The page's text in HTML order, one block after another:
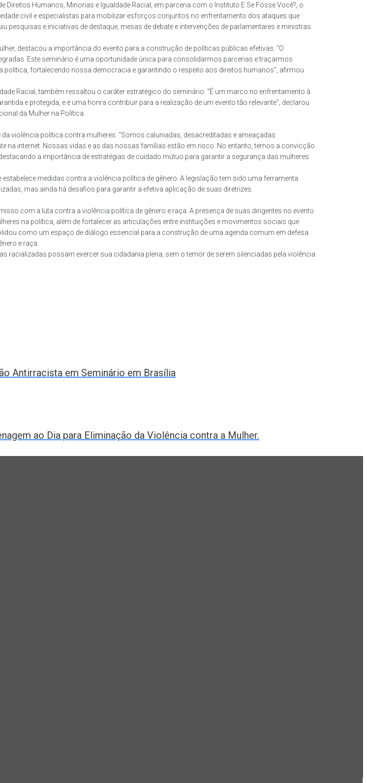
Humanos, Minorias e Igualdade Racial, em parceria com o Instituto E Se Fosse Você?, o
civil e especialistas para mobilizar esforços conjuntos no enfrentamento dos ataques que
e iniciativas de destaque, mesas de debate e intervenções de parlamentares e ministras.
destacou a importância do evento para a construção de políticas públicas efetivas. “O
Este seminário é uma oportunidade única para consolidarmos parcerias e traçarmos
fortalecendo nossa democracia e garantindo o respeito aos direitos humanos”, afirmou
Racial, também ressaltou o caráter estratégico do seminário. “É um marco no enfrentamento à
e protegida, e é uma honra contribuir para a realização de um evento tão relevante”, declarou
da Mulher na Política.
violência política contra mulheres. “Somos caluniadas, desacreditadas e ameaçadas
na internet. Nossas vidas e as das nossas famílias estão em risco. No entanto, temos a convicção
a importância de estratégias de cuidado mútuo para garantir a segurança das mulheres
medidas contra a violência política de gênero. A legislação tem sido uma ferramenta
mas ainda há desafios para garantir a efetiva aplicação de suas diretrizes.
com a luta contra a violência política de gênero e raça. A presença de suas dirigentes no evento
na política, além de fortalecer as articulações entre instituições e movimentos sociais que
como um espaço de diálogo essencial para a construção de uma agenda comum em defesa
e raça.
racializadas possam exercer sua cidadania plena, sem o temor de serem silenciadas pela violência
Antirracista em Seminário em Brasília
ao Dia para Eliminação da Violência contra a Mulher.